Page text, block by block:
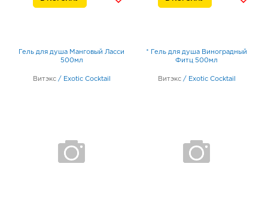
Гель для душа Манговый Ласси
500мл
Витэкс / Exotic Cocktail
* Гель для душа Виноградный
Фитц 500мл
Витэкс / Exotic Cocktail